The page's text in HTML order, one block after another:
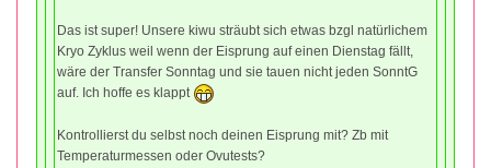
Das ist super! Unsere kiwu sträubt sich etwas bzgl natürlichem
Kryo Zyklus weil wenn der Eisprung auf einen Dienstag fällt,
wäre der Transfer Sonntag und sie tauen nicht jeden SonntG
auf. Ich hoffe es klappt
Kontrollierst du selbst noch deinen Eisprung mit? Zb mit
Temperaturmessen oder Ovutests?